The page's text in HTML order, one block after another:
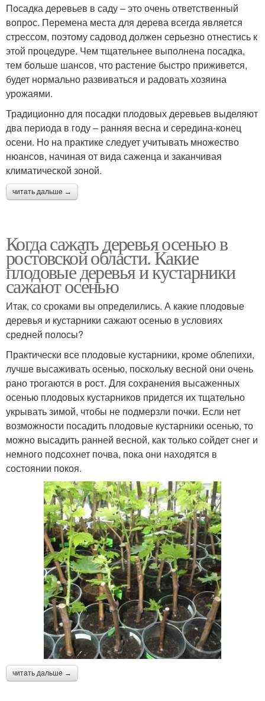
Посадка деревьев в саду – это очень ответственный
вопрос. Перемена места для дерева всегда является
стрессом, поэтому садовод должен серьезно отнестись к
этой процедуре. Чем тщательнее выполнена посадка,
тем больше шансов, что растение быстро приживется,
будет нормально развиваться и радовать хозяина
урожаями.
Традиционно для посадки плодовых деревьев выделяют
два периода в году – ранняя весна и середина-конец
осени. Но на практике следует учитывать множество
нюансов, начиная от вида саженца и заканчивая
климатической зоной.
читать дальше →
Когда сажать деревья осенью в
ростовской области. Какие
плодовые деревья и кустарники
сажают осенью
Итак, со сроками вы определились. А какие плодовые
деревья и кустарники сажают осенью в условиях
средней полосы?
Практически все плодовые кустарники, кроме облепихи,
лучше высаживать осенью, поскольку весной они очень
рано трогаются в рост. Для сохранения высаженных
осенью плодовых кустарников придется их тщательно
укрывать зимой, чтобы не подмерзли почки. Если нет
возможности посадить плодовые кустарники осенью, то
можно высадить ранней весной, как только сойдет снег и
немного подсохнет почва, пока они находятся в
состоянии покоя.
читать дальше →